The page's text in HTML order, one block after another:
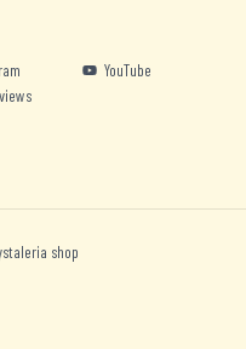
YouTube
shop